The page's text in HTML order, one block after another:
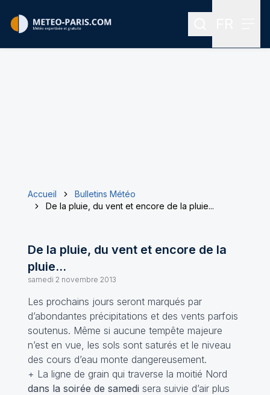
Rechercher
Accueil
Bulletins Météo
De la pluie, du vent et encore de la pluie...
De la pluie, du vent et encore de la
pluie...
samedi 2 novembre 2013
Les prochains jours seront marqués par
d’abondantes précipitations et des vents parfois
soutenus. Même si aucune tempête majeure
n’est en vue, les sols sont saturés et le niveau
des cours d’eau monte dangereusement.
+ La ligne de grain qui traverse la moitié Nord
dans la soirée de samedi sera suivie d’air plus